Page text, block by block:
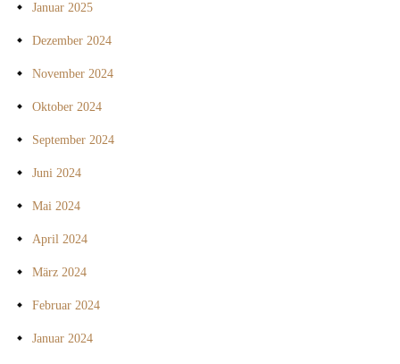
Januar 2025
Dezember 2024
November 2024
Oktober 2024
September 2024
Juni 2024
Mai 2024
April 2024
März 2024
Februar 2024
Januar 2024